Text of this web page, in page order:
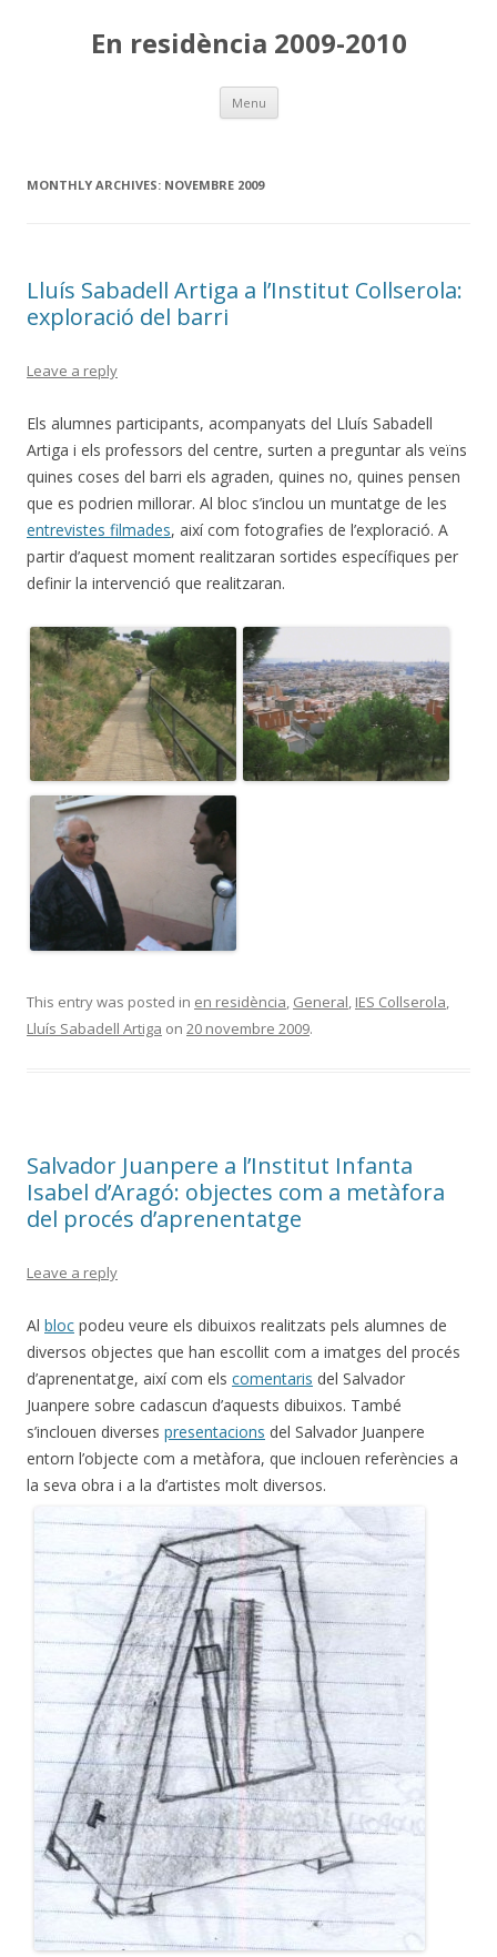
En residència 2009-2010
Menu Skip
content
MONTHLY ARCHIVES: NOVEMBRE 2009
Lluís Sabadell Artiga a l’Institut Collserola:
exploració del barri
Leave a reply
Els alumnes participants, acompanyats del Lluís Sabadell
Artiga i els professors del centre, surten a preguntar als veïns
quines coses del barri els agraden, quines no, quines pensen
que es podrien millorar. Al bloc s’inclou un muntatge de les
entrevistes filmades, així com fotografies de l’exploració. A
partir d’aquest moment realitzaran sortides específiques per
definir la intervenció que realitzaran.
This entry was posted in en residència General IES Collserola
Lluís Sabadell Artiga on 20 novembre 2009.
Salvador Juanpere a l’Institut Infanta
Isabel d’Aragó: objectes com a metàfora
del procés d’aprenentatge
Leave a reply
Al bloc podeu veure els dibuixos realitzats pels alumnes de
diversos objectes que han escollit com a imatges del procés
d’aprenentatge, així com els comentaris del Salvador
Juanpere sobre cadascun d’aquests dibuixos. També
s’inclouen diverses presentacions del Salvador Juanpere
entorn l’objecte com a metàfora, que inclouen referències a
la seva obra i a la d’artistes molt diversos.